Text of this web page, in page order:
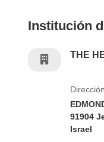
Institución
THE
Dirección
91904
Israel